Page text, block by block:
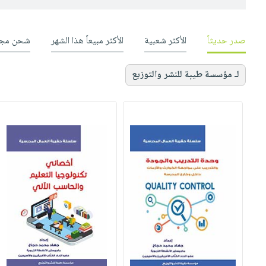
صدر حديثاً الأكثر شعبية الأكثر مبيعاً هذا الشهر شحن
لـ مؤسسة طيبة للنشر والتوزيع